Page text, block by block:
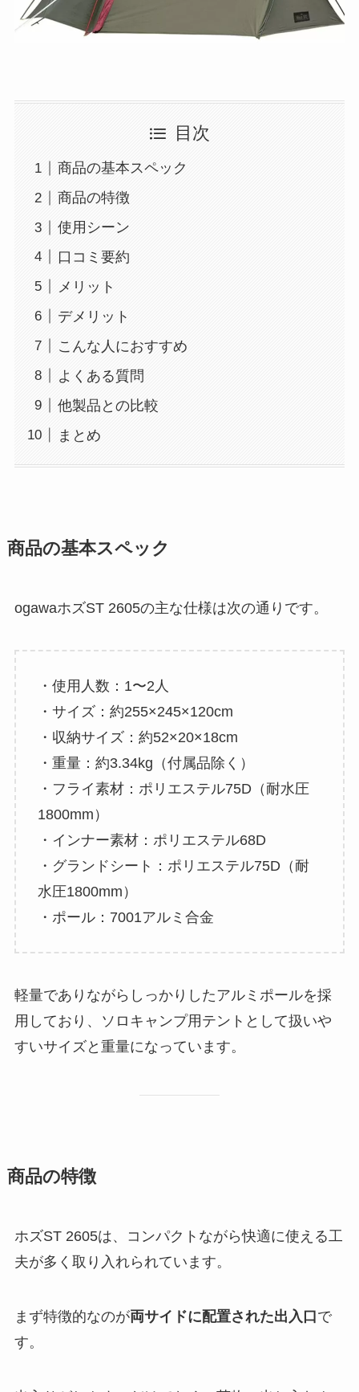
目次
商品の基本スペック
商品の特徴
使用シーン
口コミ要約
メリット
デメリット
こんな人におすすめ
よくある質問
他製品との比較
まとめ
商品の基本スペック
ogawaホズST 2605の主な仕様は次の通りです。
・使用人数：1〜2人
・サイズ：約255×245×120cm
・収納サイズ：約52×20×18cm
・重量：約3.34kg（付属品除く）
・フライ素材：ポリエステル75D（耐水圧
1800mm）
・インナー素材：ポリエステル68D
・グランドシート：ポリエステル75D（耐
水圧1800mm）
・ポール：7001アルミ合金
軽量でありながらしっかりしたアルミポールを採
用しており、ソロキャンプ用テントとして扱いや
すいサイズと重量になっています。
商品の特徴
ホズST 2605は、コンパクトながら快適に使える工
夫が多く取り入れられています。
まず特徴的なのが両サイドに配置された出入口 で
す。